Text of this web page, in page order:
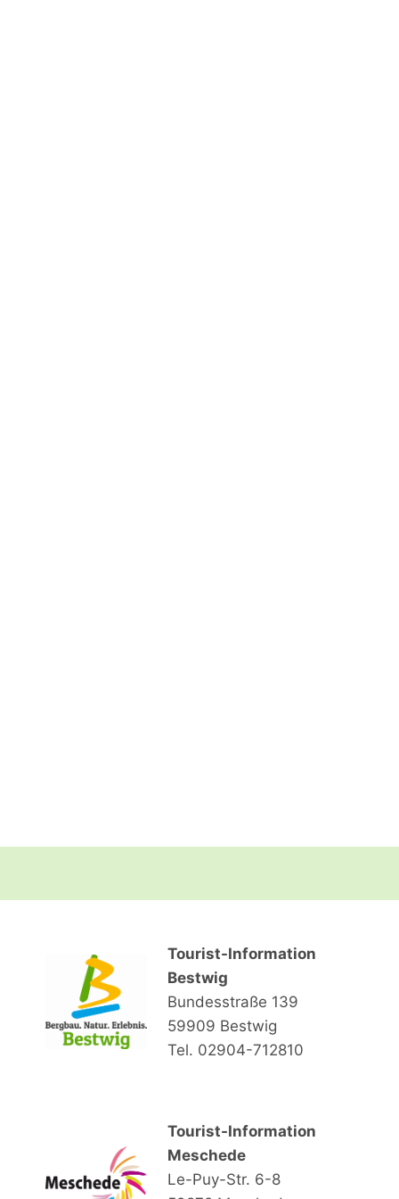
Tourist-Information
Bestwig
Bundesstraße 139
59909 Bestwig
Tel. 02904-712810
Tourist-Information
Meschede
Le-Puy-Str. 6-8